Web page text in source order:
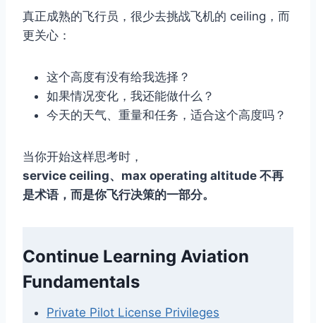
真正成熟的飞行员，很少去挑战飞机的 ceiling，而
更关心：
这个高度有没有给我选择？
如果情况变化，我还能做什么？
今天的天气、重量和任务，适合这个高度吗？
当你开始这样思考时，
service ceiling、max operating altitude 不再
是术语，而是你飞行决策的一部分。
Continue Learning Aviation
Fundamentals
Private Pilot License Privileges